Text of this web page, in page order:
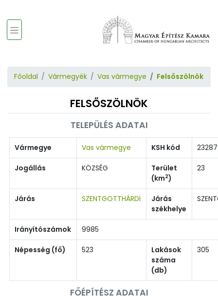
Főoldal Vármegyék Vas vármegye Felsőszölnök
FELSŐSZÖLNÖK
TELEPÜLÉS ADATAI
Vármegye Vas vármegye KSH kód 23287
Jogállás KÖZSÉG
Terület
(km2)
23
Járás SZENTGOTTHÁRDI
Járás
székhelye
Irányítószámok 9985
Népesség (fő) 523
Lakások
száma
(db)
305
FŐÉPÍTÉSZ ADATAI